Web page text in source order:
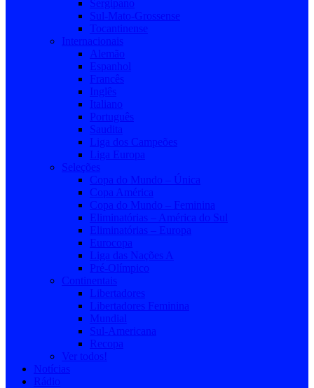
Sergipano
Sul-Mato-Grossense
Tocantinense
Internacionais
Alemão
Espanhol
Francês
Inglês
Italiano
Português
Saudita
Liga dos Campeões
Liga Europa
Seleções
Copa do Mundo – Única
Copa América
Copa do Mundo – Feminina
Eliminatórias – América do Sul
Eliminatórias – Europa
Eurocopa
Liga das Nações A
Pré-Olímpico
Continentais
Libertadores
Libertadores Feminina
Mundial
Sul-Americana
Recopa
Ver todos!
Notícias
Rádio